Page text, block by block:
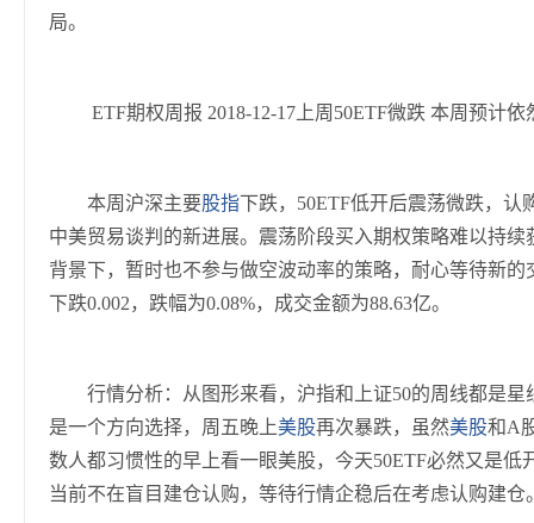
局。
ETF期权周报 2018-12-17上周50ETF微跌 本周预计依
本周沪深主要股指下跌，50ETF低开后震荡微跌，认
中美贸易谈判的新进展。震荡阶段买入期权策略难以持
背景下，暂时也不参与做空波动率的策略，耐心等待新
下跌0.002，跌幅为0.08%，成交金额为88.63亿。
行情分析：从图形来看，沪指和上证50的周线都是星
是一个方向选择，周五晚上美股再次暴跌，虽然美股和A
数人都习惯性的早上看一眼美股，今天50ETF必然又是
当前不在盲目建仓认购，等待行情企稳后在考虑认购建仓